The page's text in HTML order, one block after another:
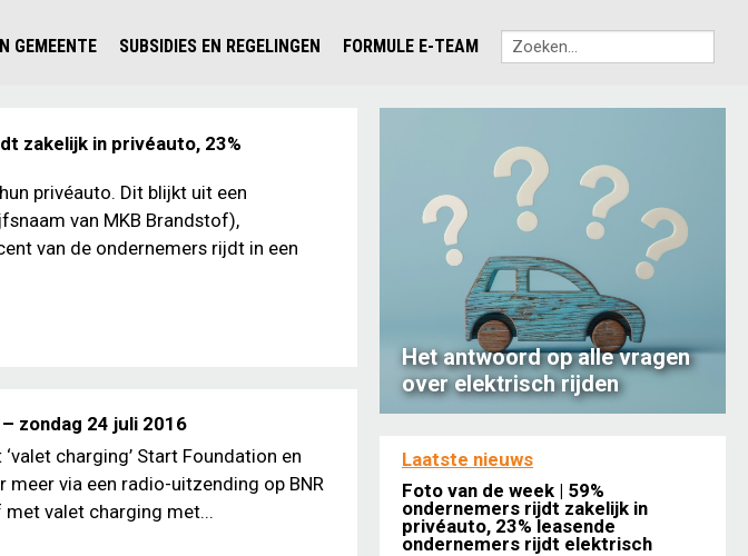
GEMEENTE
SUBSIDIES EN REGELINGEN FORMULE E-TEAM
zakelijk in privéauto, 23%
privéauto. Dit blijkt uit een
van MKB Brandstof),
van de ondernemers rijdt in een
zondag 24 juli 2016
charging’ Start Foundation en
via een radio-uitzending op BNR
valet charging met...
Het antwoord op alle vragen
over elektrisch rijden
Laatste nieuws
Foto van de week | 59%
ondernemers rijdt zakelijk in
privéauto, 23% leasende
ondernemers rijdt elektrisch